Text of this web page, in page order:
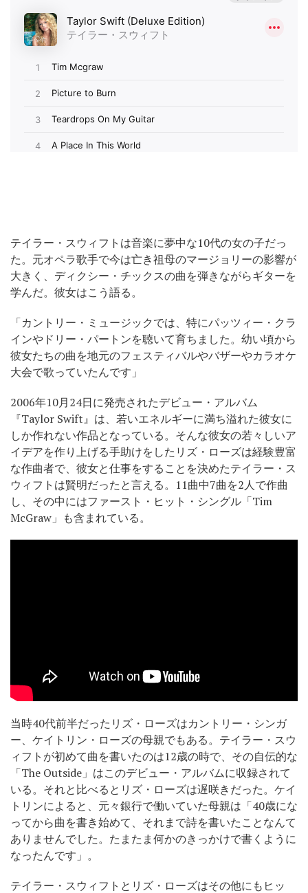
テイラー・スウィフトは音楽に夢中な10代の女の子だっ
た。元オペラ歌手で今は亡き祖母のマージョリーの影響が
大きく、ディクシー・チックスの曲を弾きながらギターを
学んだ。彼女はこう語る。
「カントリー・ミュージックでは、特にパッツィー・クラ
インやドリー・パートンを聴いて育ちました。幼い頃から
彼女たちの曲を地元のフェスティバルやバザーやカラオケ
大会で歌っていたんです」
2006年10月24日に発売されたデビュー・アルバム
『Taylor Swift』は、若いエネルギーに満ち溢れた彼女に
しか作れない作品となっている。そんな彼女の若々しいア
イデアを作り上げる手助けをしたリズ・ローズは経験豊富
な作曲者で、彼女と仕事をすることを決めたテイラー・ス
ウィフトは賢明だったと言える。11曲中7曲を2人で作曲
し、その中にはファースト・ヒット・シングル「Tim
McGraw」も含まれている。
当時40代前半だったリズ・ローズはカントリー・シンガ
ー、ケイトリン・ローズの母親でもある。テイラー・スウ
ィフトが初めて曲を書いたのは12歳の時で、その自伝的な
「The Outside」はこのデビュー・アルバムに収録されて
いる。それと比べるとリズ・ローズは遅咲きだった。ケイ
トリンによると、元々銀行で働いていた母親は「40歳にな
ってから曲を書き始めて、それまで詩を書いたことなんて
ありませんでした。たまたま何かのきっかけで書くように
なったんです」。
テイラー・スウィフトとリズ・ローズはその他にもヒッ